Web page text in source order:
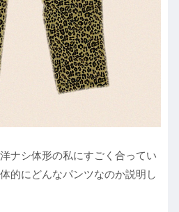
ナシ体形の私にすごく合ってい
的にどんなパンツなのか説明し